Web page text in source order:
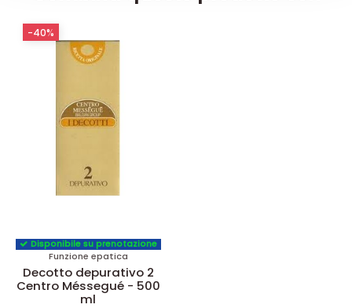
Disponibile su prenotazione
Funzione epatica
Decotto depurativo 2
Centro Méssegué - 500
ml
-40%